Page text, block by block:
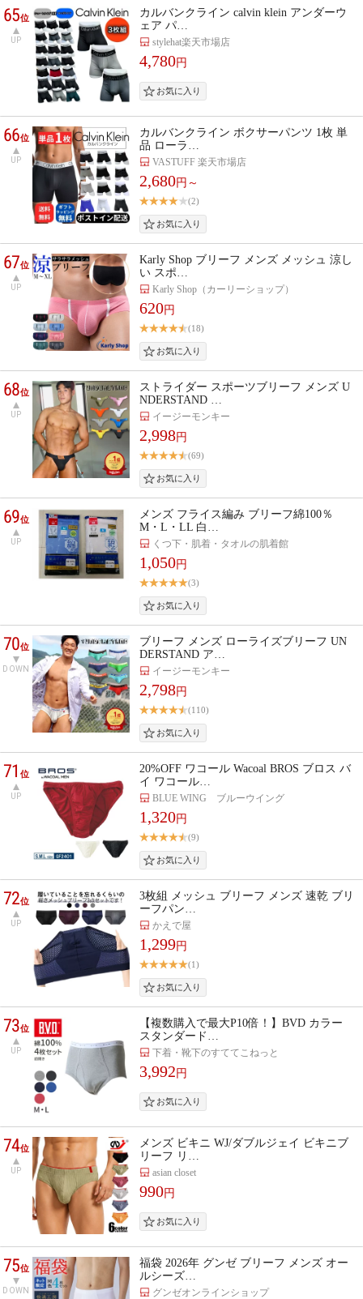
65位
UP
カルバンクライン calvin klein アンダーウ
ェア パ…
stylehat楽天市場店
4,780円
66位
UP
カルバンクライン ボクサーパンツ 1枚 単
品 ローラ…
VASTUFF 楽天市場店
2,680円～
(2)
67位
UP
Karly Shop ブリーフ メンズ メッシュ 涼し
い スポ…
Karly Shop（カーリーショップ）
620円
(18)
68位
UP
ストライダー スポーツブリーフ メンズ U
NDERSTAND …
イージーモンキー
2,998円
(69)
69位
UP
メンズ フライス編み ブリーフ綿100％
M・L・LL 白…
くつ下・肌着・タオルの肌着館
1,050円
(3)
70位
DOWN
ブリーフ メンズ ローライズブリーフ UN
DERSTAND ア…
イージーモンキー
2,798円
(110)
71位
UP
20%OFF ワコール Wacoal BROS ブロス バ
イ ワコール…
BLUE WING ブルーウイング
1,320円
(9)
72位
UP
3枚組 メッシュ ブリーフ メンズ 速乾 ブリ
ーフパン…
かえで屋
1,299円
(1)
73位
UP
【複数購入で最大P10倍！】BVD カラー
スタンダード…
下着・靴下のすててこねっと
3,992 円
74位
UP
メンズ ビキニ WJ/ダブルジェイ ビキニブ
リーフ リ…
asian closet
990円
75位
DOWN
福袋 2026年 グンゼ ブリーフ メンズ オー
ルシーズ…
グンゼオンラインショップ